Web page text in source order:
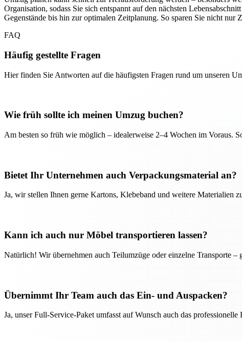
Organisation, sodass Sie sich entspannt auf den nächsten
Gegenstände bis hin zur optimalen Zeitplanung. So sparen Sie nicht nur
FAQ
Häufig gestellte Fragen
Hier finden Sie Antworten auf die häufigsten Fragen rund um unseren
Wie früh sollte ich meinen Umzug buchen?
Am besten so früh wie möglich – idealerweise 2–4 Wochen im Voraus.
Bietet Ihr Unternehmen auch Verpackungsmaterial an?
Ja, wir stellen Ihnen gerne Kartons, Klebeband und weitere Materialien
Kann ich auch nur Möbel transportieren lassen?
Natürlich! Wir übernehmen auch Teilumzüge oder einzelne Transporte –
Übernimmt Ihr Team auch das Ein- und Auspacken?
Ja, unser Full-Service-Paket umfasst auf Wunsch auch das